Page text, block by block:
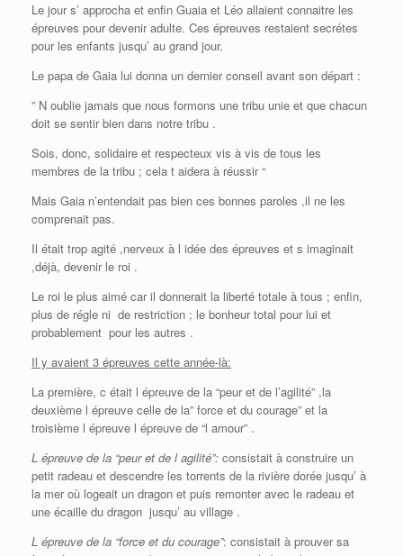
Le jour s’ approcha et enfin Guaia et Léo allaient connaitre les
épreuves pour devenir adulte. Ces épreuves restaient secrétes
pour les enfants jusqu’ au grand jour.
Le papa de Gaia lui donna un dernier conseil avant son départ :
” N oublie jamais que nous formons une tribu unie et que chacun
doit se sentir bien dans notre tribu .
Sois, donc, solidaire et respecteux vis à vis de tous les
membres de la tribu ; cela t aidera à réussir “
Mais Gaia n’entendait pas bien ces bonnes paroles ,il ne les
comprenait pas.
Il était trop agité ,nerveux à l idée des épreuves et s imaginait
,déjà, devenir le roi .
Le roi le plus aimé car il donnerait la liberté totale à tous ; enfin,
plus de régle ni de restriction ; le bonheur total pour lui et
probablement pour les autres .
Il y avaient 3 épreuves cette année-là:
La première, c était l épreuve de la “peur et de l’agilité” ,la
deuxième l épreuve celle de la” force et du courage” et la
troisième l épreuve l épreuve de “l amour” .
L épreuve de la “peur et de l agilité”: consistait à construire un
petit radeau et descendre les torrents de la rivière dorée jusqu’ à
la mer où logeait un dragon et puis remonter avec le radeau et
une écaille du dragon jusqu’ au village .
L épreuve de la “force et du courage”: consistait à prouver sa